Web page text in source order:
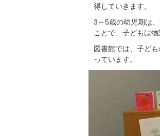
得していきます。
3～5歳の幼児期は
ことで、子どもは
図書館では、子ど
っています。